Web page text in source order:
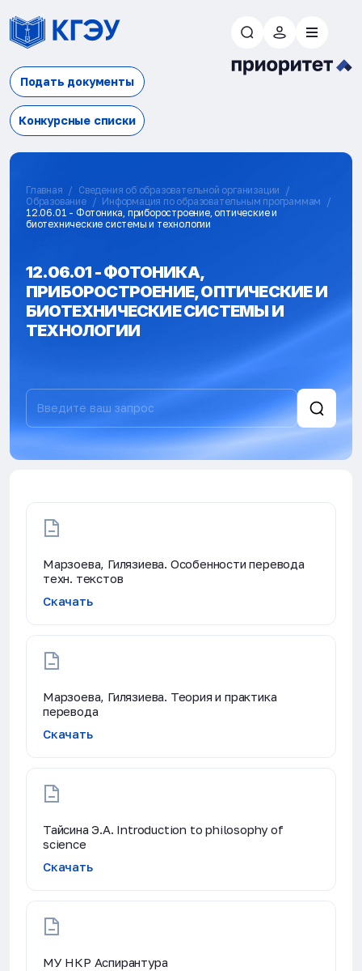
Подать документы
Конкурсные списки
Главная
Сведения об образовательной организации
Образование
Информация по образовательным программам
12.06.01 - Фотоника, приборостроение, оптические и
биотехнические системы и технологии
12.06.01 - ФОТОНИКА,
ПРИБОРОСТРОЕНИЕ, ОПТИЧЕСКИЕ И
БИОТЕХНИЧЕСКИЕ СИСТЕМЫ И
ТЕХНОЛОГИИ
Марзоева, Гилязиева. Особенности перевода
техн. текстов
Скачать
Марзоева, Гилязиева. Теория и практика
перевода
Скачать
Тайсина Э.А. Introduction to philosophy of
science
Скачать
МУ НКР Аспирантура